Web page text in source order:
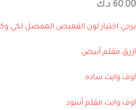
60.00 د.ك
يرجي اختيار لون القميص المفضل لكي
ازرق مقلم أبيض
اوف وايت ساده
اوف وايت مقلم أسود